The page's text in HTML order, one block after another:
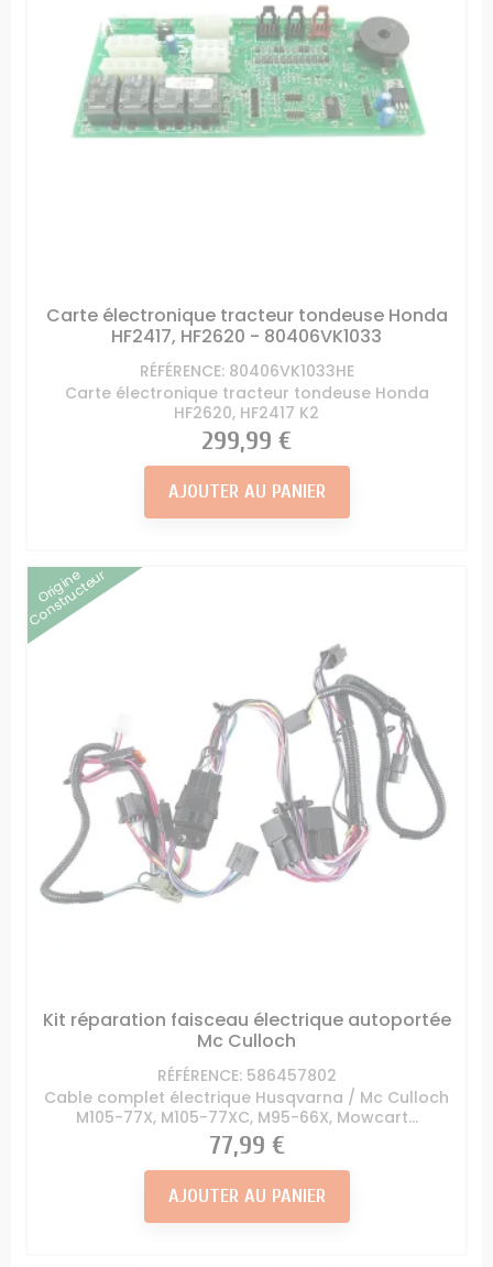
Carte électronique tracteur tondeuse Honda
HF2417, HF2620 - 80406VK1033
RÉFÉRENCE: 80406VK1033HE
Carte électronique tracteur tondeuse Honda
HF2620, HF2417 K2
Prix
299,99 €
AJOUTER AU PANIER
Origine
Constructeur
Kit réparation faisceau électrique autoportée
Mc Culloch
RÉFÉRENCE: 586457802
Cable complet électrique Husqvarna / Mc Culloch
M105-77X, M105-77XC, M95-66X, Mowcart...
Prix
77,99 €
AJOUTER AU PANIER